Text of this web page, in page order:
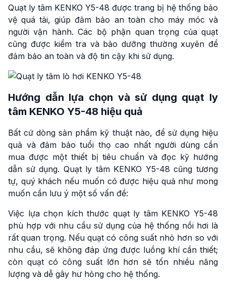
Quạt ly tâm KENKO Y5-48 được trang bị hệ thống bảo
vệ quá tải, giúp đảm bảo an toàn cho máy móc và
người vận hành. Các bộ phận quan trọng của quạt
cũng được kiểm tra và bảo dưỡng thường xuyên để
đảm bảo an toàn và độ tin cậy khi sử dụng.
Hướng dẫn lựa chọn và sử dụng quạt ly
tâm KENKO Y5-48 hiệu quả
Bất cứ dòng sản phẩm kỹ thuật nào, để sử dụng hiệu
quả và đảm bảo tuổi thọ cao nhất người dùng cần
mua được một thiết bị tiêu chuẩn và đọc kỹ hướng
dẫn sử dụng. Quạt ly tâm KENKO Y5-48 cũng tương
tự, quý khách nếu muốn có được hiệu quả như mong
muốn cần lưu ý một số vấn đề:
Việc lựa chọn kích thước quạt ly tâm KENKO Y5-48
phù hợp với nhu cầu sử dụng của hệ thống nồi hơi là
rất quan trọng. Nếu quạt có công suất nhỏ hơn so với
nhu cầu, sẽ không đáp ứng được luồng khí cần thiết;
còn quạt có công suất lớn hơn sẽ tốn nhiều năng
lượng và dễ gây hư hỏng cho hệ thống.